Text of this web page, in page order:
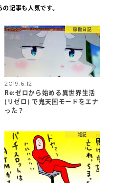
の記事も人気です。
稼働日記
2019.6.12
Re:ゼロから始める異世界生活
(リゼロ) で鬼天国モードをエナ
った？
雑記